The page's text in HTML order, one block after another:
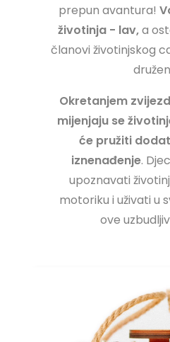
prepun avantura!
životinja - lav,a
članovi životinjskog
Okretanjem
mijenjaju se
će pružiti
iznenađenje.
upoznavati
motoriku i uživati u
ove